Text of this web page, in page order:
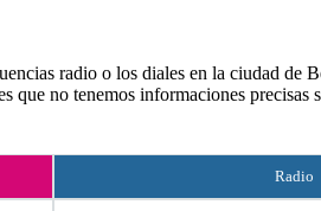
radio o los diales en la ciudad
que no tenemos informaciones
Radio